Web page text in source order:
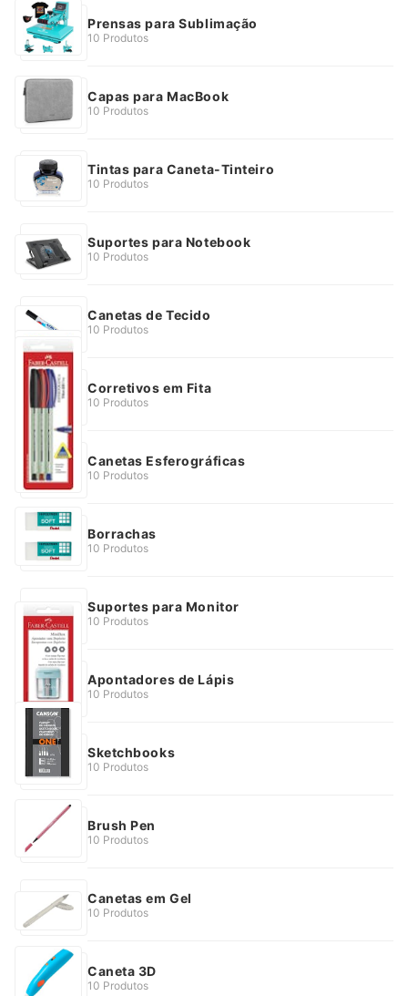
Prensas para Sublimação
10 Produtos
Capas para MacBook
10 Produtos
Tintas para Caneta-Tinteiro
10 Produtos
Suportes para Notebook
10 Produtos
Canetas de Tecido
10 Produtos
Corretivos em Fita
10 Produtos
Canetas Esferográficas
10 Produtos
Borrachas
10 Produtos
Suportes para Monitor
10 Produtos
Apontadores de Lápis
10 Produtos
Sketchbooks
10 Produtos
Brush Pen
10 Produtos
Canetas em Gel
10 Produtos
Caneta 3D
10 Produtos